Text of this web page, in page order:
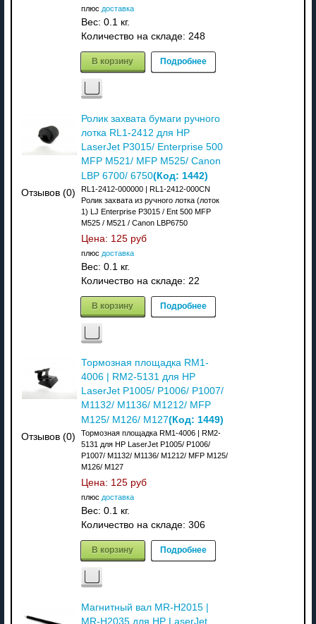
плюс доставка
Вес: 0.1 кг.
Количество на складе: 248
В корзину Подробнее
Отзывов (0)
Ролик захвата бумаги ручного
лотка RL1-2412 для HP
LaserJet P3015/ Enterprise 500
MFP M521/ MFP M525/ Canon
LBP 6700/ 6750(Код: 1442)
RL1-2412-000000 | RL1-2412-000CN
Ролик захвата из ручного лотка (лоток
1) LJ Enterprise P3015 / Ent 500 MFP
M525 / M521 / Canon LBP6750
Цена: 125 руб
плюс доставка
Вес: 0.1 кг.
Количество на складе: 22
В корзину Подробнее
Отзывов (0)
Тормозная площадка RM1-
4006 | RM2-5131 для HP
LaserJet P1005/ P1006/ P1007/
M1132/ M1136/ M1212/ MFP
M125/ M126/ M127(Код: 1449)
Тормозная площадка RM1-4006 | RM2-
5131 для HP LaserJet P1005/ P1006/
P1007/ M1132/ M1136/ M1212/ MFP M125/
M126/ M127
Цена: 125 руб
плюс доставка
Вес: 0.1 кг.
Количество на складе: 306
В корзину Подробнее
Магнитный вал MR-H2015 |
MR-H2035 для HP LaserJet